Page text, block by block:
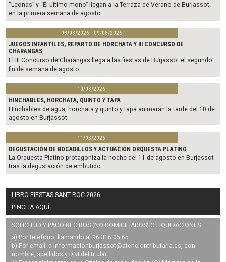
“Leonas” y “El último mono” llegan a la Terraza de Verano de Burjassot
en la primera semana de agosto
08/08/2026 - 09/08/2026
JUEGOS INFANTILES, REPARTO DE HORCHATA Y III CONCURSO DE
CHARANGAS
El III Concurso de Charangas llega a las fiestas de Burjassot el segundo
fin de semana de agosto
10/08/2026
HINCHABLES, HORCHATA, QUINTO Y TAPA
Hinchables de agua, horchata y quinto y tapa animarán la tarde del 10 de
agosto en Burjassot
11/08/2026
DEGUSTACIÓN DE BOCADILLOS Y ACTUACIÓN ORQUESTA PLATINO
La Orquesta Platino protagoniza la noche del 11 de agosto en Burjassot
tras la degustación de embutido
LIBRO FIESTAS SANT ROC 2026
PINCHA AQUÍ
SOLICITUD Y PAGO RECIBOS (NO DOMICILIADOS) O LIQUIDACIONES
a) Por teléfono: llamando al 96 316 05 65.
b) Por email: a informacionburjassot@atenciontributaria.es, con
nombre, apellidos y DNI del titular.